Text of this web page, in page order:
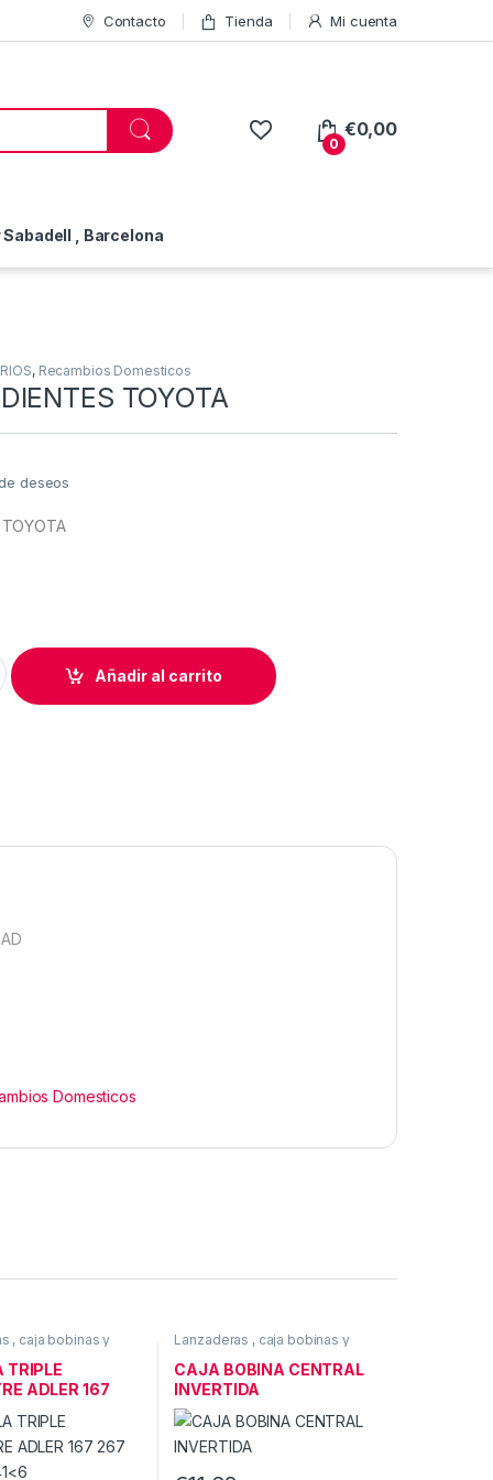
Contacto Tienda Mi cuenta
0
€0,00
, Barcelona
, Recambios Domesticos
TOYOTA
deseos
TOYOTA
TOYOTA quantity
Añadir al carrito
Domesticos
, caja bobinas y
&
TRIPLE
ADLER 167
541<6
Lanzaderas , caja bobinas y
RECAMBIOS &
ACCESORIOS
CAJA BOBINA CENTRAL
INVERTIDA